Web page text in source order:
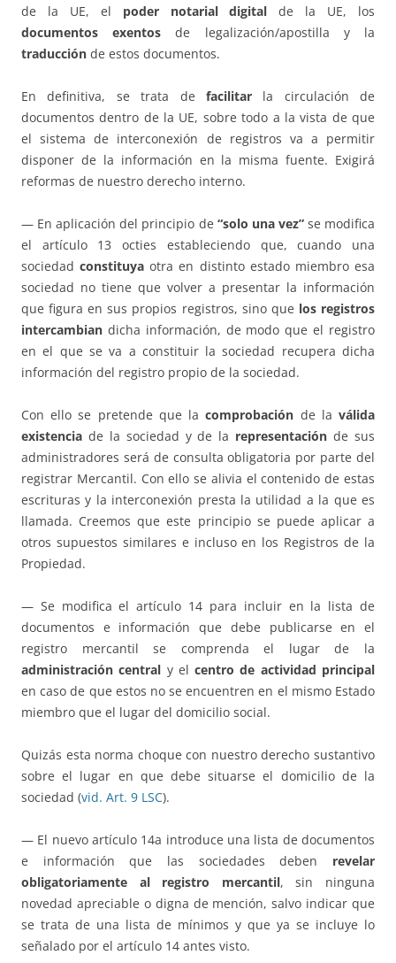
de la UE, el poder notarial digital de la UE, los
documentos exentos de legalización/apostilla y la
traducción de estos documentos.
En definitiva, se trata de facilitarla circulación de
documentos dentro de la UE, sobre todo a la vista de que
el sistema de interconexión de registros va a permitir
disponer de la información en la misma fuente. Exigirá
reformas de nuestro derecho interno.
— En aplicación del principio de “solo una vez”se modifica
el artículo 13 octies estableciendo que, cuando una
sociedadconstituya otra en distinto estado miembro esa
sociedad no tiene que volver a presentar la información
que figura en sus propios registros, sino que los registros
intercambian dicha información, de modo que el registro
en el que se va a constituir la sociedad recupera dicha
información del registro propio de la sociedad.
Con ello se pretende que lacomprobación de laválida
existencia de la sociedad y de la representación de sus
administradores será de consulta obligatoria por parte del
registrar Mercantil. Con ello se alivia el contenido de estas
escrituras y la interconexión presta la utilidad a la que es
llamada. Creemos que este principio se puede aplicar a
otros supuestos similares e incluso en los Registros de la
Propiedad.
— Se modifica el artículo 14 para incluir en la lista de
documentos e información que debe publicarse en el
registro mercantil se comprenda el lugar de la
administración central y elcentro de actividad principal
en caso de que estos no se encuentren en el mismo Estado
miembro que el lugar del domicilio social.
Quizás esta norma choque con nuestro derecho sustantivo
sobre el lugar en que debe situarse el domicilio de la
sociedad (vid. Art. 9 LSC).
— El nuevo artículo 14a introduce una lista de documentos
e información que las sociedades deben revelar
obligatoriamente al registro mercantil, sin ninguna
novedad apreciable o digna de mención, salvo indicar que
se trata de una lista de mínimos y que ya se incluye lo
señalado por el artículo 14 antes visto.